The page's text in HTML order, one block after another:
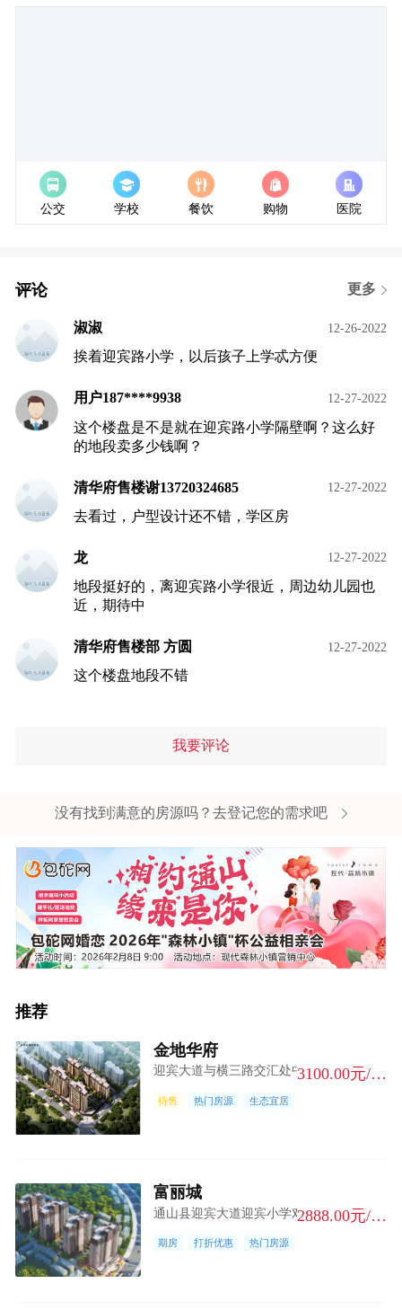
经度:
公交 学校 餐饮 购物 医院
评论 更多
淑淑 12-26-2022
挨着迎宾路小学，以后孩子上学忒方便
用户187****9938 12-27-2022
这个楼盘是不是就在迎宾路小学隔壁啊？这么好
的地段卖多少钱啊？
清华府售楼谢13720324685 12-27-2022
去看过，户型设计还不错，学区房
龙 12-27-2022
地段挺好的，离迎宾路小学很近，周边幼儿园也
近，期待中
清华府售楼部 方圆 12-27-2022
这个楼盘地段不错
我要评论
没有找到满意的房源吗？去登记您的需求吧
推荐
金地华府
迎宾大道与横三路交汇处中心地段 3100.00元/m²
待售 热门房源 生态宜居
富丽城
通山县迎宾大道迎宾小学对面 2888.00元/m²
期房 打折优惠 热门房源